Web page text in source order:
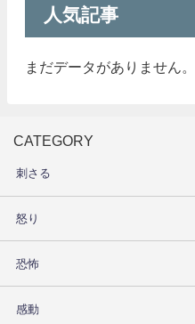
人気記事
まだデータがありません。
CATEGORY
刺さる
怒り
恐怖
感動